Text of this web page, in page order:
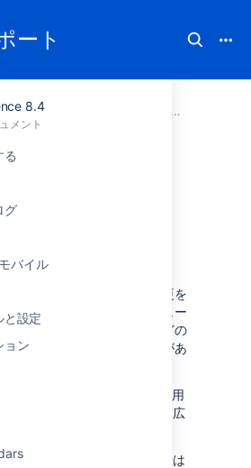
ート
8.4
メント
る
グ
バイル
と設定
ョン
ポート 関連ドキュメントConfluence
Center 8.4
での監
を利用して、サイトへの変更を
きます。問題のトラブルシュー
、グローバル権限の変更などの
記録を保持したりする必要があ
。
と Data Center の両方で使用
Center のほうがスコープは広
センスでは、スペース管理者は